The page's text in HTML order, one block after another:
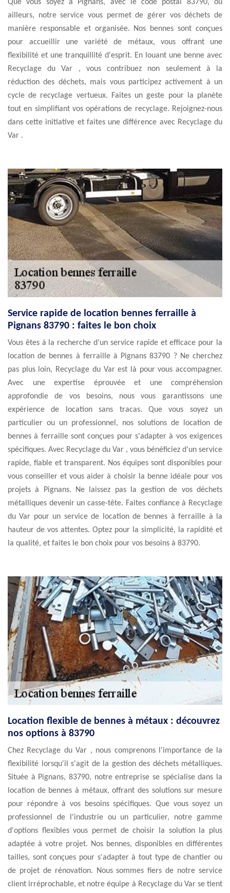
Que vous soyez à Pignans, avec le code postal 83790, ou
ailleurs, notre service vous permet de gérer vos déchets de
manière responsable et organisée. Nos bennes sont conçues
pour accueillir une variété de métaux, vous offrant une
flexibilité et une tranquillité d'esprit. En louant une benne avec
Recyclage du Var , vous contribuez non seulement à la
réduction des déchets, mais vous participez activement à un
cycle de recyclage vertueux. Faites un geste pour la planète
tout en simplifiant vos opérations de recyclage. Rejoignez-nous
dans cette initiative et faites une différence avec Recyclage du
Var .
Service rapide de location bennes ferraille à
Pignans 83790 : faites le bon choix
Vous êtes à la recherche d’un service rapide et efficace pour la
location de bennes à ferraille à Pignans 83790 ? Ne cherchez
pas plus loin, Recyclage du Var est là pour vous accompagner.
Avec une expertise éprouvée et une compréhension
approfondie de vos besoins, nous vous garantissons une
expérience de location sans tracas. Que vous soyez un
particulier ou un professionnel, nos solutions de location de
bennes à ferraille sont conçues pour s'adapter à vos exigences
spécifiques. Avec Recyclage du Var , vous bénéficiez d’un service
rapide, fiable et transparent. Nos équipes sont disponibles pour
vous conseiller et vous aider à choisir la benne idéale pour vos
projets à Pignans. Ne laissez pas la gestion de vos déchets
métalliques devenir un casse-tête. Faites confiance à Recyclage
du Var pour un service de location de bennes à ferraille à la
hauteur de vos attentes. Optez pour la simplicité, la rapidité et
la qualité, et faites le bon choix pour vos besoins à 83790.
Location flexible de bennes à métaux : découvrez
nos options à 83790
Chez Recyclage du Var , nous comprenons l'importance de la
flexibilité lorsqu'il s'agit de la gestion des déchets métalliques.
Située à Pignans, 83790, notre entreprise se spécialise dans la
location de bennes à métaux, offrant des solutions sur mesure
pour répondre à vos besoins spécifiques. Que vous soyez un
professionnel de l'industrie ou un particulier, notre gamme
d'options flexibles vous permet de choisir la solution la plus
adaptée à votre projet. Nos bennes, disponibles en différentes
tailles, sont conçues pour s'adapter à tout type de chantier ou
de projet de rénovation. Nous sommes fiers de notre service
client irréprochable, et notre équipe à Recyclage du Var se tient